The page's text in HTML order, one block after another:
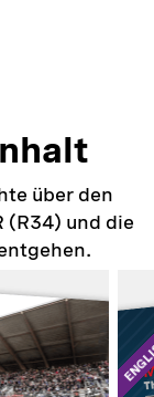
über den
(R34) und die